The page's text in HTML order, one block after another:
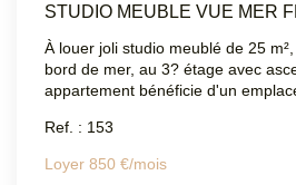
STUDIO MEUBLE VUE MER
À louer joli studio meublé de 25
bord de mer, au 3? étage avec
appartement bénéficie d'un
restaurants, des transports et des plages.
lumineux et fonctionnel se
terrasse, d'un coin cuisine
Ref. : 153
Loyer 850 €/mois